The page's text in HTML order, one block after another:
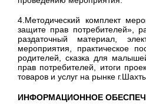
4.Методический комплект
защите прав потребителей»,
раздаточный материал,
мероприятия, практическое
родителей, сказка для
прав потребителей, итоги
товаров и услуг на рынке
ИНФОРМАЦИОННОЕ